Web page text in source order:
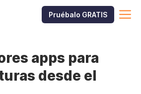
Pruébalo GRATIS
apps para
desde el